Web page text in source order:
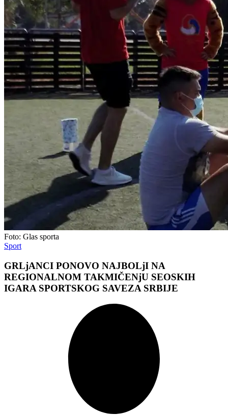
Foto: Glas sporta
Sport
GRLjANCI PONOVO NAJBOLjI NA
REGIONALNOM TAKMIČENjU SEOSKIH
IGARA SPORTSKOG SAVEZA SRBIJE